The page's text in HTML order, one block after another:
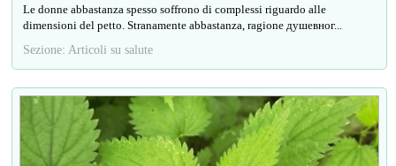
Le donne abbastanza spesso soffrono di complessi riguardo alle
dimensioni del petto. Stranamente abbastanza, ragione душевног...
Sezione: Articoli su salute